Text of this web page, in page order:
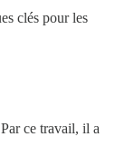
clés pour les
ce travail, il a